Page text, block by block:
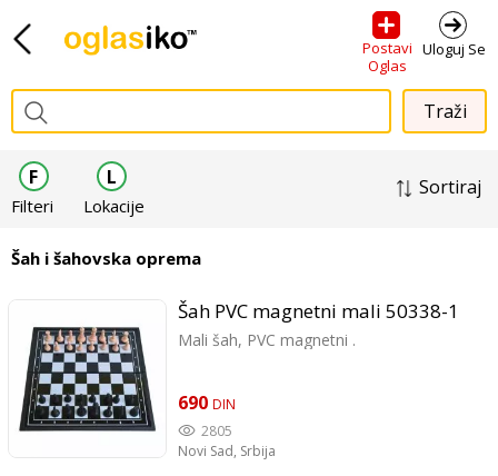
Postavi
Oglas
Uloguj Se
Sortiraj
F
Filteri
L
Lokacije
Šah i šahovska oprema
Šah PVC magnetni mali 50338-1
Mali šah, PVC magnetni .
690 DIN
2805
Novi Sad, Srbija